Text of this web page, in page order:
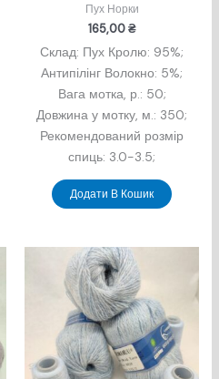
Пух Норки
165,00₴
Склад: Пух Кролю: 95%;
Антипілінг Волокно: 5%;
Вага мотка, р.: 50;
Довжина у мотку, м.: 350;
Рекомендований розмір
спиць: 3.0-3.5;
Додати В Кошик